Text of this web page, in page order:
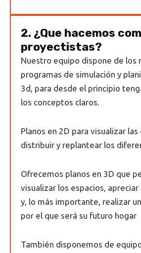
2. ¿Que hacemos
proyectistas?
Nuestro equipo dispone de los
programas de simulación y
3d, para desde el principio
los conceptos claros.
Planos en 2D para visualizar las
distribuir y replantear los
Ofrecemos planos en 3D que
visualizar los espacios,
y, lo más importante, realizar
por el que será su futuro hogar
También disponemos de